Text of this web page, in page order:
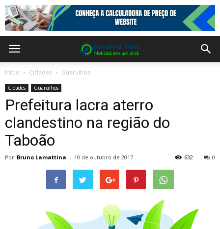
Inicio Cidades Guarulhos
Cidades Guarulhos
Prefeitura lacra aterro
clandestino na região do
Taboão
Por Bruno Lamattina - 10 de outubro de 2017 0
632